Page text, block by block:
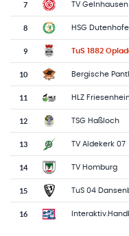
7 TV Gelnhausen
8
9 TuS 1882
10 Bergische
11 HLZ
12 TSG Haßloch
13 TV Aldekerk 07
14 TV Homburg
15 TuS 04
16